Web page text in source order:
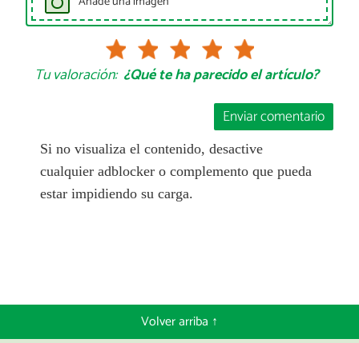
Tu valoración: ¿Qué te ha parecido el artículo?
Enviar comentario
Si no visualiza el contenido, desactive
cualquier adblocker o complemento que pueda
estar impidiendo su carga.
Volver arriba ↑